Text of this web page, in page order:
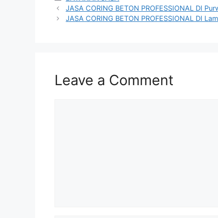
JASA CORING BETON PROFESSIONAL DI
JASA CORING BETON PROFESSIONAL DI
Leave a Comment